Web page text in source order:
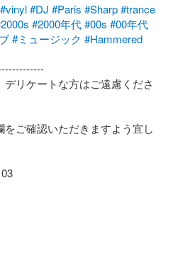
#vinyl#DJ #Paris #Sharp#trance
#2000年代#00s #00年代
#ミュージック #Hammered
リケートな方はご遠慮くださ
ご確認いただきますよう宜し